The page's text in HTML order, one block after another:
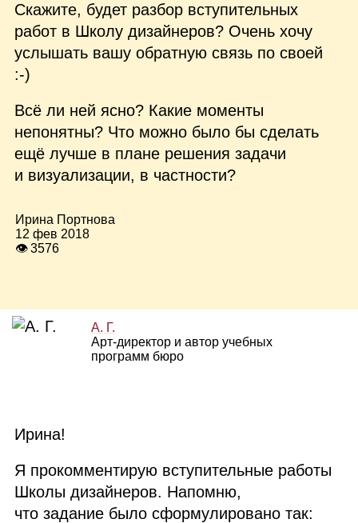
Скажите, будет разбор вступительных
работ в Школу дизайнеров? Очень хочу
услышать вашу обратную связь по своей
:‑)
Всё ли ней ясно? Какие моменты
непонятны? Что можно было бы сделать
ещё лучше в плане решения задачи
и визуализации, в частности?
Ирина Портнова
12 фев 2018
👁 3576
А. Г.
Арт‑директор и автор учебных
программ бюро
Ирина!
Я прокомментирую вступительные работы
Школы дизайнеров. Напомню,
что задание было сформулировано так: